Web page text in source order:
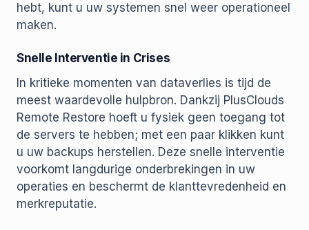
hebt, kunt u uw systemen snel weer operationeel
maken.
Snelle Interventie in Crises
In kritieke momenten van dataverlies is tijd de
meest waardevolle hulpbron. Dankzij PlusClouds
Remote Restore hoeft u fysiek geen toegang tot
de servers te hebben; met een paar klikken kunt
u uw backups herstellen. Deze snelle interventie
voorkomt langdurige onderbrekingen in uw
operaties en beschermt de klanttevredenheid en
merkreputatie.